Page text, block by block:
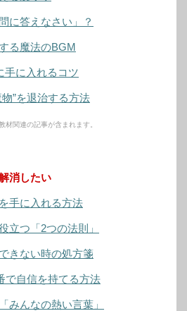
に答えなさい」？
る魔法のBGM
手に入れるコツ
”を退治する方法
関連の記事が含まれます。
消したい
手に入れる方法
立つ「2つの法則」
きない時の処方箋
で自信を持てる方法
みんなの熱い言葉」